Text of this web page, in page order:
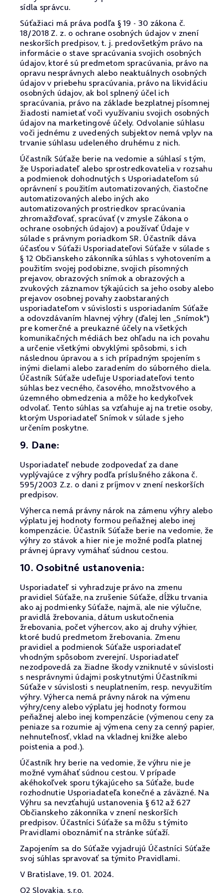
sídla správcu.
Súťažiaci má práva podľa § 19 - 30 zákona č.
18/2018 Z. z. o ochrane osobných údajov v znení
neskorších predpisov, t. j. predovšetkým právo na
informácie o stave spracúvania svojich osobných
údajov, ktoré sú predmetom spracúvania, právo na
opravu nesprávnych alebo neaktuálnych osobných
údajov v priebehu spracúvania, právo na likvidáciu
osobných údajov, ak bol splnený účel ich
spracúvania, právo na základe bezplatnej písomnej
žiadosti namietať voči využívaniu svojich osobných
údajov na marketingové účely. Odvolanie súhlasu
voči jednému z uvedených subjektov nemá vplyv na
trvanie súhlasu udeleného druhému z nich.
Účastník Súťaže berie na vedomie a súhlasí s tým,
že Usporiadateľ alebo sprostredkovatelia v rozsahu
a podmienok dohodnutých s Usporiadateľom sú
oprávnení s použitím automatizovaných, čiastočne
automatizovaných alebo iných ako
automatizovaných prostriedkov spracúvania
zhromažďovať, spracúvať (v zmysle Zákona o
ochrane osobných údajov) a používať Údaje v
súlade s právnym poriadkom SR. Účastník dáva
účasťou v Súťaži Usporiadateľovi Súťaže v súlade s
§ 12 Občianskeho zákonníka súhlas s vyhotovením a
použitím svojej podobizne, svojich písomných
prejavov, obrazových snímok a obrazových a
zvukových záznamov týkajúcich sa jeho osoby alebo
prejavov osobnej povahy zaobstaraných
usporiadateľom v súvislosti s usporiadaním Súťaže
a odovzdávaním hlavnej výhry (ďalej len „Snímok")
pre komerčné a preukazné účely na všetkých
komunikačných médiách bez ohľadu na ich povahu
a určenie všetkými obvyklými spôsobmi, s ich
následnou úpravou a s ich prípadným spojením s
inými dielami alebo zaradením do súborného diela.
Účastník Súťaže udeľuje Usporiadateľovi tento
súhlas bez vecného, časového, množstvového a
územného obmedzenia a môže ho kedykoľvek
odvolať. Tento súhlas sa vzťahuje aj na tretie osoby,
ktorým Usporiadateľ Snímok v súlade s jeho
určením poskytne.
9. Dane:
Usporiadateľ nebude zodpovedať za dane
vyplývajúce z výhry podľa príslušného zákona č.
595/2003 Z.z. o dani z príjmov v znení neskorších
predpisov.
Výherca nemá právny nárok na zámenu výhry alebo
výplatu jej hodnoty formou peňažnej alebo inej
kompenzácie. Účastník Súťaže berie na vedomie, že
výhry zo stávok a hier nie je možné podľa platnej
právnej úpravy vymáhať súdnou cestou.
10. Osobitné ustanovenia:
Usporiadateľ si vyhradzuje právo na zmenu
pravidiel Súťaže, na zrušenie Súťaže, dĺžku trvania
ako aj podmienky Súťaže, najmä, ale nie výlučne,
pravidlá žrebovania, dátum uskutočnenia
žrebovania, počet výhercov, ako aj druhy výhier,
ktoré budú predmetom žrebovania. Zmenu
pravidiel a podmienok Súťaže usporiadateľ
vhodným spôsobom zverejní. Usporiadateľ
nezodpovedá za žiadne škody vzniknuté v súvislosti
s nesprávnymi údajmi poskytnutými Účastníkmi
Súťaže v súvislosti s neuplatnením, resp. nevyužitím
výhry. Výherca nemá právny nárok na výmenu
výhry/ceny alebo výplatu jej hodnoty formou
peňažnej alebo inej kompenzácie (výmenou ceny za
peniaze sa rozumie aj výmena ceny za cenný papier,
nehnuteľnosť, vklad na vkladnej knižke alebo
poistenia a pod.).
Účastník hry berie na vedomie, že výhru nie je
možné vymáhať súdnou cestou. V prípade
akéhokoľvek sporu týkajúceho sa Súťaže, bude
rozhodnutie Usporiadateľa konečné a záväzné. Na
Výhru sa nevzťahujú ustanovenia § 612 až 627
Občianskeho zákonníka v znení neskorších
predpisov. Účastníci Súťaže sa môžu s týmito
Pravidlami oboznámiť na stránke súťaží.
Zapojením sa do Súťaže vyjadrujú Účastníci Súťaže
svoj súhlas spravovať sa týmito Pravidlami.
V Bratislave, 19. 01. 2024.
O2 Slovakia, s.r.o.